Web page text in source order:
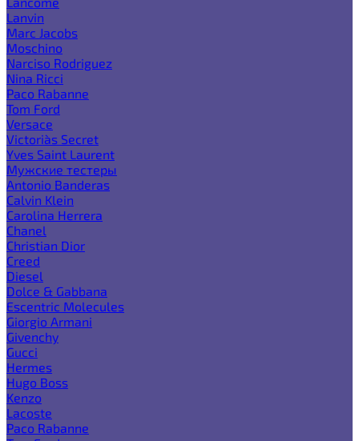
Lanvin
Marc Jacobs
Moschino
Narciso Rodriguez
Nina Ricci
Paco Rabanne
Tom Ford
Versace
Victoria`s Secret
Yves Saint Laurent
Мужские тестеры
Antonio Banderas
Calvin Klein
Carolina Herrera
Chanel
Christian Dior
Creed
Diesel
Dolce & Gabbana
Escentric Molecules
Giorgio Armani
Givenchy
Gucci
Hermes
Hugo Boss
Kenzo
Lacoste
Paco Rabanne